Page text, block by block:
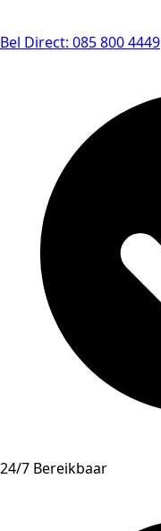
Bel Direct: 085 800 4449
24/7 Bereikbaar